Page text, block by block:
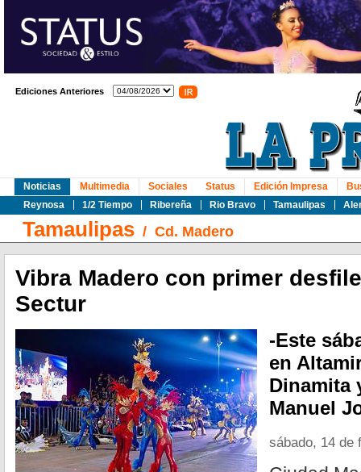
Ediciones Anteriores
Noticias
Reynosa
1/2 Tiempo Ribereña Rio Bravo Tamaulipas
Multimedia Sociales Status Edición Impresa
Tamaulipas / Cd. Madero
Vibra Madero con primer
Sectur
-Este
en
Dinamita
Manuel
sábado, 14 de